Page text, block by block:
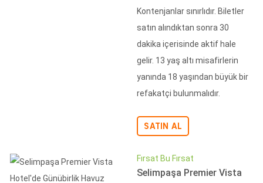
Kontenjanlar sınırlıdır. Biletler
satın alındıktan sonra 30
dakika içerisinde aktif hale
gelir. 13 yaş altı misafirlerin
yanında 18 yaşından büyük bir
refakatçi bulunmalıdır.
SATIN AL
Fırsat Bu Fırsat
Selimpaşa Premier Vista